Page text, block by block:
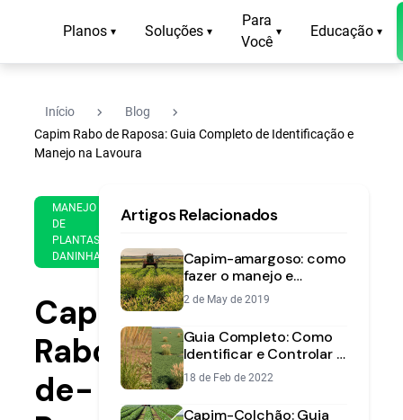
Planos ▾ Soluções ▾
Para
Você
▾ Educação ▾
Início navigate_next Blog navigate_next
Capim Rabo de Raposa: Guia Completo de Identificação e
Manejo na Lavoura
MANEJO
DE
PLANTAS
DANINHAS
de
de
2022
min
leitura
Capim-
Rabo-
de-
Artigos Relacionados
Capim-amargoso: como
fazer o manejo e
controle na sua lavoura
2 de May de 2019
Guia Completo: Como
Identificar e Controlar o
Capim-Rabo-de-Burro
na Lavoura
18 de Feb de 2022
Capim-Colchão: Guia